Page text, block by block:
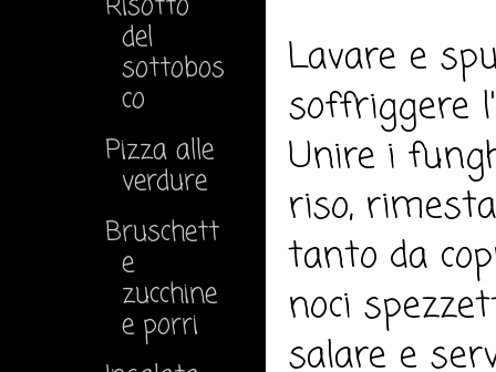
Lavare e
soffriggere
Unire i
riso,
tanto da
noci
salare e
del
sottobos
co
Pizza alle
verdure
Bruschett
e
zucchine
e porri